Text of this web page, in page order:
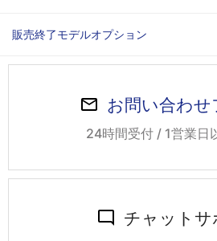
販売終了モデルオプション
お問い合わせ
24時間受付 / 1営業日
チャットサ